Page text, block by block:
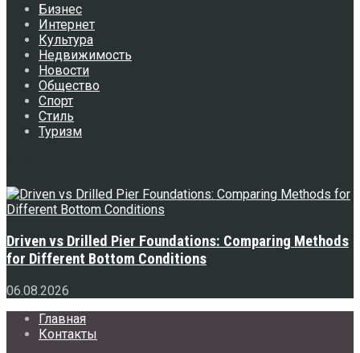
Бизнес
Интернет
Культура
Недвижимость
Новости
Общество
Спорт
Стиль
Туризм
Driven vs Drilled Pier Foundations: Comparing Methods
for Different Bottom Conditions
06.08.2026
Главная
Контакты